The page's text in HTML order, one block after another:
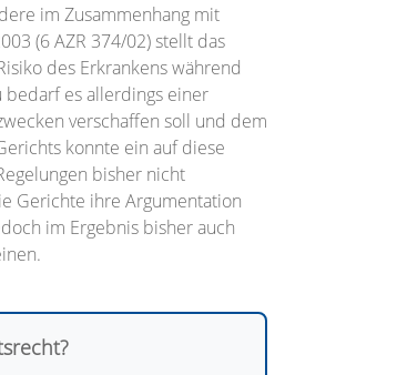
im Zusammenhang mit
(6 AZR 374/02) stellt das
des Erkrankens während
bedarf es allerdings einer
verschaffen soll und dem
konnte ein auf diese
bisher nicht
Gerichte ihre Argumentation
im Ergebnis bisher auch